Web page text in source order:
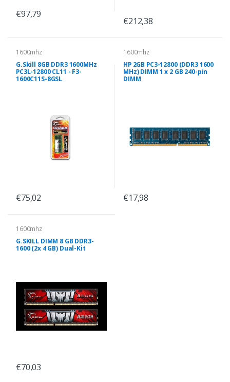
€97,79
€212,38
1600mhz
G.Skill 8GB DDR3 1600MHz
PC3L-12800 CL11 - F3-
1600C11S-8GSL
€75,02
1600mhz
HP 2GB PC3-12800 (DDR3 1600
MHz) DIMM 1 x 2 GB 240-pin
DIMM
€17,98
1600mhz
G.SKILL DIMM 8 GB DDR3-
1600 (2x 4 GB) Dual-Kit
€70,03